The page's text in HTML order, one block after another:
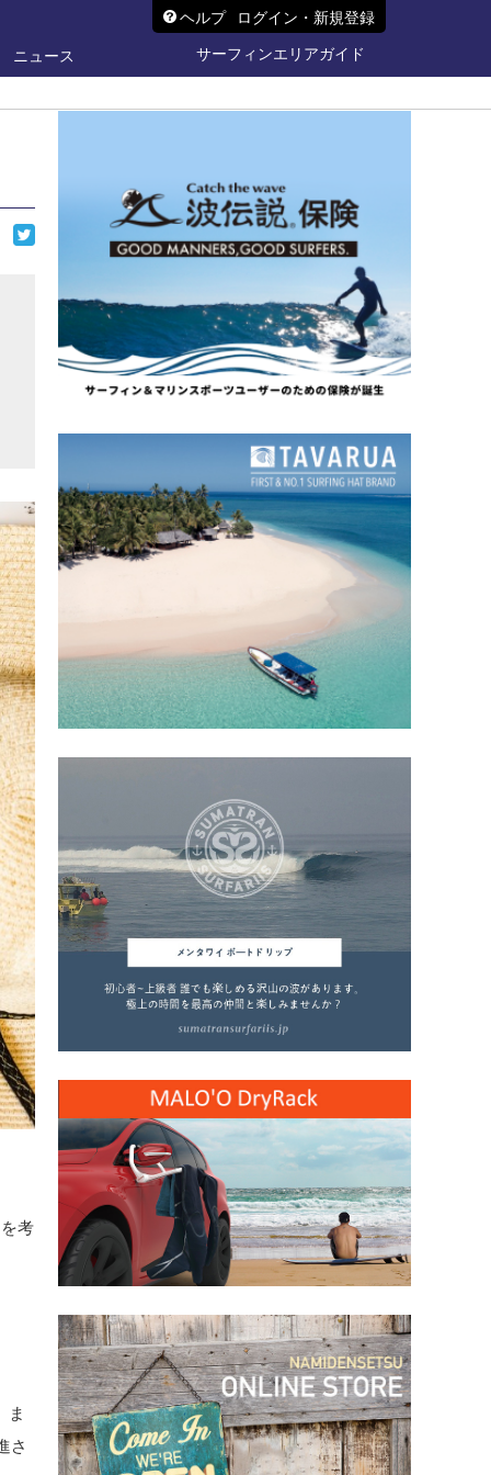
ヘルプ ログイン・新規登録
ニュース
サーフィンエリアガイド
考
ま
さ